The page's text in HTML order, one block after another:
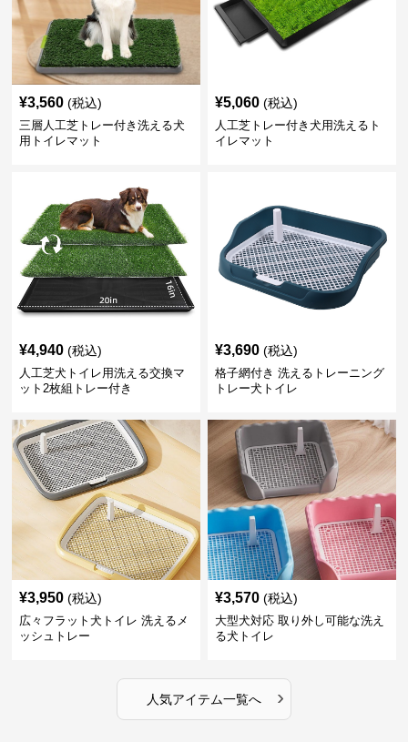
¥3,560 (税込)
三層人工芝トレー付き洗える犬
用トイレマット
¥5,060 (税込)
人工芝トレー付き犬用洗えるト
イレマット
¥4,940 (税込)
人工芝犬トイレ用洗える交換マ
ット2枚組トレー付き
¥3,690 (税込)
格子網付き 洗えるトレーニング
トレー犬トイレ
¥3,950 (税込)
広々フラット犬トイレ 洗えるメ
ッシュトレー
¥3,570 (税込)
大型犬対応 取り外し可能な洗え
る犬トイレ
人気アイテム一覧へ ›